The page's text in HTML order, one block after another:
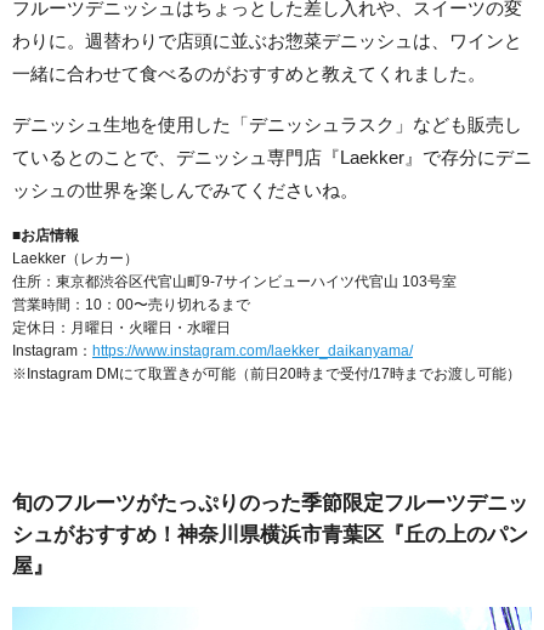
フルーツデニッシュはちょっとした差し入れや、スイーツの変
わりに。週替わりで店頭に並ぶお惣菜デニッシュは、ワインと
一緒に合わせて食べるのがおすすめと教えてくれました。
デニッシュ生地を使用した「デニッシュラスク」なども販売し
ているとのことで、デニッシュ専門店『Laekker』で存分にデニ
ッシュの世界を楽しんでみてくださいね。
■お店情報
Laekker（レカー）
住所：東京都渋谷区代官山町9-7サインビューハイツ代官山 103号室
営業時間：10：00〜売り切れるまで
定休日：月曜日・火曜日・水曜日
Instagram： https://www.instagram.com/laekker_daikanyama/
※Instagram DMにて取置きが可能（前日20時まで受付/17時までお渡し可能）
旬のフルーツがたっぷりのった季節限定フルーツデニッ
シュがおすすめ！神奈川県横浜市青葉区『丘の上のパン
屋』